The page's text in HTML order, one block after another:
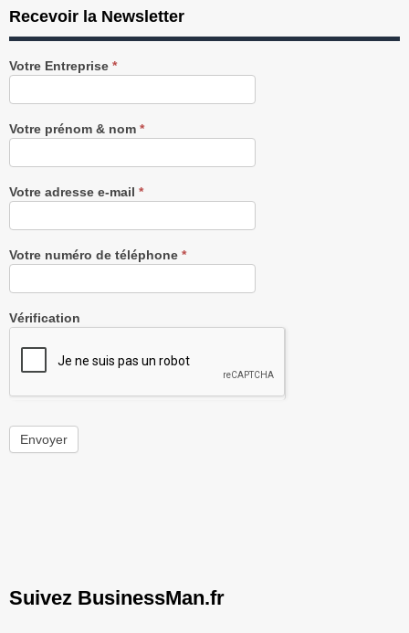
Recevoir la Newsletter
Recevez
notre
gratuitement
Votre Entreprise *
Votre prénom & nom *
Votre adresse e-mail *
Votre numéro de téléphone *
Vérification
Envoyer
Suivez BusinessMan.fr